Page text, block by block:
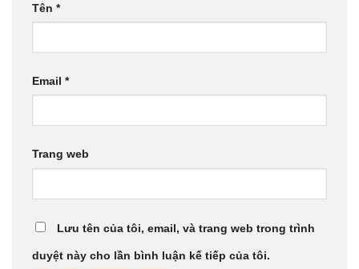
Tên *
Email *
Trang web
Lưu tên của tôi, email, và trang web trong trình
duyệt này cho lần bình luận kế tiếp của tôi.